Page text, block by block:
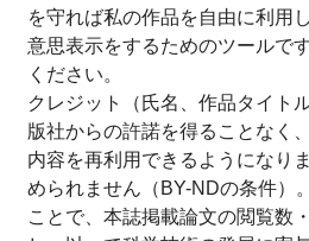
を守れば私の作品を自由に利用
意思表示をするためのツールで
ください。
クレジット（氏名、作品タイト
版社からの許諾を得ることなく
内容を再利用できるようになり
められません（BY-NDの条件）
ことで、本誌掲載論文の閲覧数